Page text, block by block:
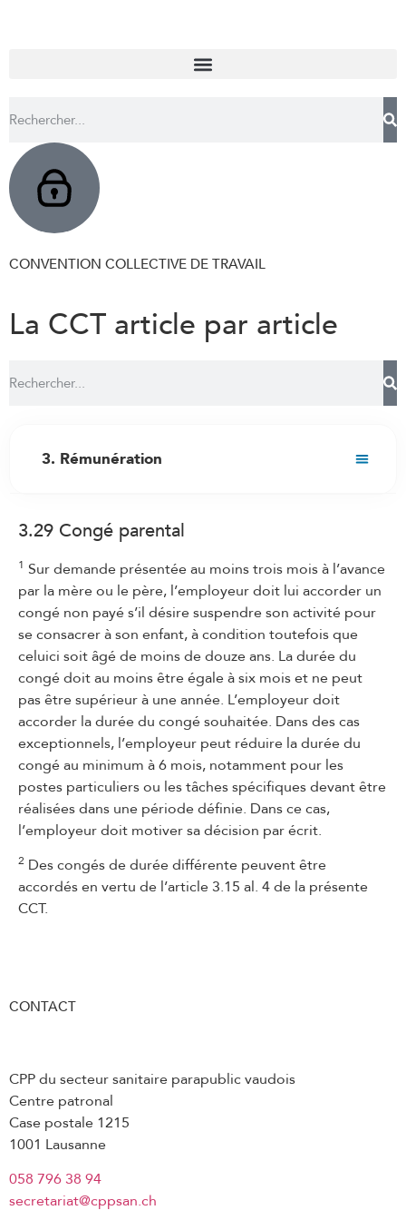
CONVENTION COLLECTIVE DE TRAVAIL
La CCT article par article
3. Rémunération
3.2 Fixation du salaire initial
3.3 Adaptation du salaire au renchérissement
3.4 Augmentations de salaire
3.5 Treizième salaire
3.6 Composition et versement du salaire
3.7 Travail de nuit
3.8 Travail du dimanche et des jours fériés
3.9 Service de piquet
3.10 Heures supplémentaires/travail
supplémentaire
3.11 Durée du travail
3.12 Repos
3.13 Pauses
3.17 Indemnités pour déplacements
3.19 Frais professionnels
3.20 Promotion salariale
supérieure
3.22 Droits et devoirs en cas de maladie
3.29 Congé parental
1 Sur demande présentée au moins trois mois à l’avance
par la mère ou le père, l’employeur doit lui accorder un
congé non payé s’il désire suspendre son activité pour
se consacrer à son enfant, à condition toutefois que
celuici soit âgé de moins de douze ans. La durée du
congé doit au moins être égale à six mois et ne peut
pas être supérieur à une année. L’employeur doit
accorder la durée du congé souhaitée. Dans des cas
exceptionnels, l’employeur peut réduire la durée du
congé au minimum à 6 mois, notamment pour les
postes particuliers ou les tâches spécifiques devant être
réalisées dans une période définie. Dans ce cas,
l’employeur doit motiver sa décision par écrit.
2 Des congés de durée différente peuvent être
accordés en vertu de l’article 3.15 al. 4 de la présente
CCT.
CONTACT
CPP du secteur sanitaire parapublic vaudois
Centre patronal
Case postale 1215
1001 Lausanne
058 796 38 94
secretariat@cppsan.ch